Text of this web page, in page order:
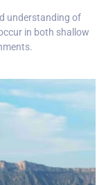
understanding of
in both shallow